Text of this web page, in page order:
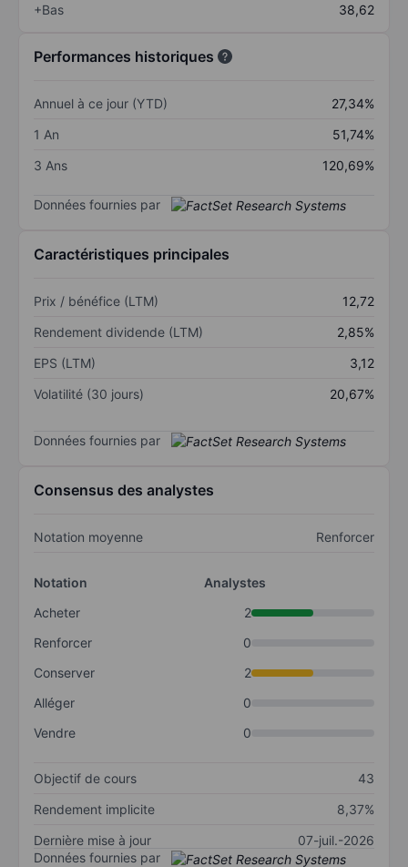
+Bas
38,62
Performances historiques
Annuel à ce jour (YTD)
27,34%
1 An
51,74%
3 Ans
120,69%
Données fournies par
Caractéristiques principales
Prix / bénéfice (LTM)
12,72
Rendement dividende (LTM)
2,85%
EPS (LTM)
3,12
Volatilité (30 jours)
20,67%
Données fournies par
Consensus des analystes
Notation moyenne Renforcer
Notation
Analystes
Acheter
2
Renforcer
0
Conserver
2
Alléger
0
Vendre
0
Objectif de cours
43
Rendement implicite
8,37%
Dernière mise à jour
07-juil.-2026
Données fournies par